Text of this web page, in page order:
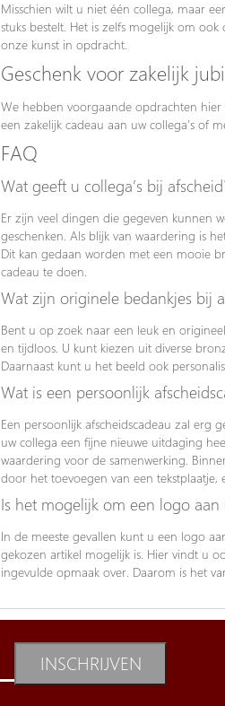
Misschien wilt u niet één collega, maar
stuks bestelt. Het is zelfs mogelijk om
onze kunst in opdracht.
Geschenk voor zakelijk
We hebben voorgaande opdrachten
een zakelijk cadeau aan uw collega’s of
FAQ
Wat geeft u collega’s bij
Er zijn veel dingen die gegeven kunnen
geschenken. Als blijk van waardering is
Dit kan gedaan worden met een mooie
cadeau te doen.
Wat zijn originele bedankjes bij
Bent u op zoek naar een leuk en
en tijdloos. U kunt kiezen uit diverse
Daarnaast kunt u het beeld ook
Wat is een persoonlijk
Een persoonlijk afscheidscadeau zal erg
uw collega een fijne nieuwe uitdaging
waardering voor de samenwerking.
door het toevoegen van een tekstplaatje,
Is het mogelijk om een logo
In de meeste gevallen kunt u een logo
gekozen artikel mogelijk is. Hier vindt u
ingevulde opmaak over. Daarom is het
INSCHRIJVEN